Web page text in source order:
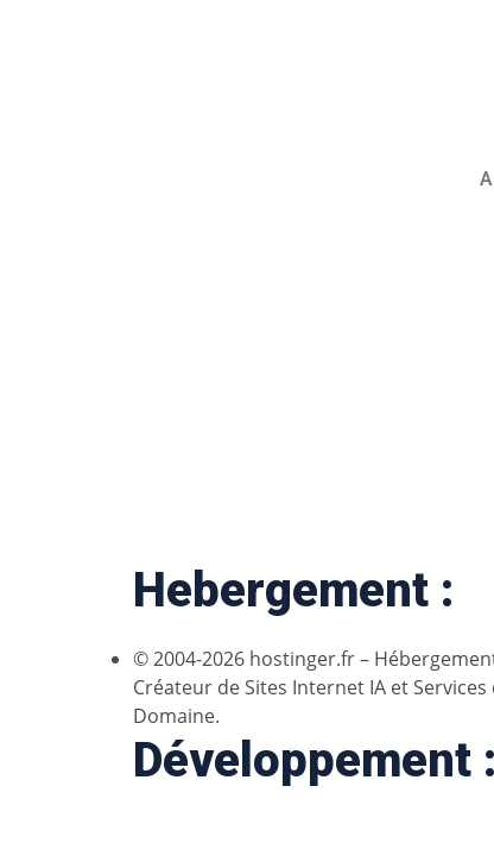
Hebergement :
© 2004-2026 hostinger.fr –
Créateur de Sites Internet IA et
Domaine.
Développement :